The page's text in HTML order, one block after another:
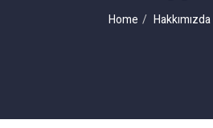
Home Hakkımızda